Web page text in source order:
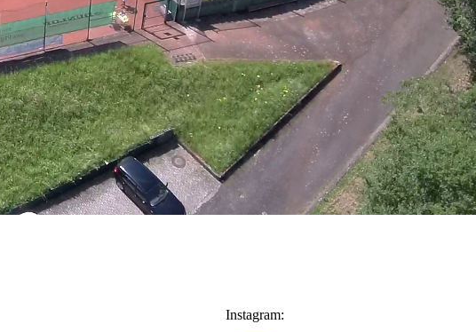
Instagram: